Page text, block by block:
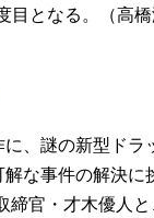
となる。（高
、謎の新型ドラ
な事件の解決に
締官・才木優人